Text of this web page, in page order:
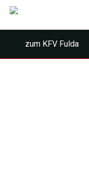
zum KFV Fulda